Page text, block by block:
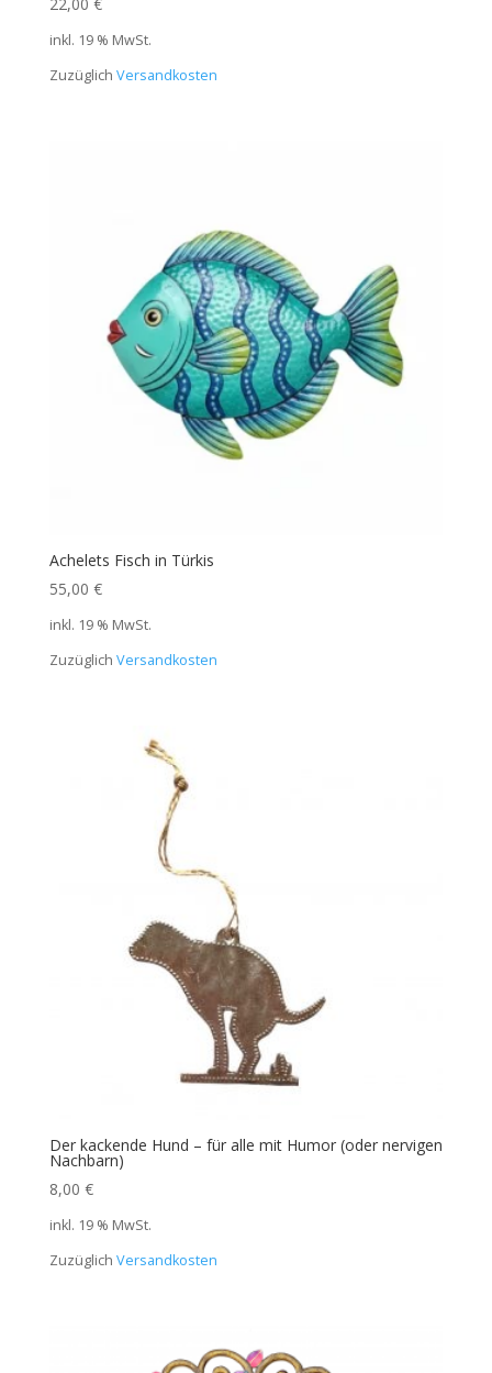
inkl. 19 % MwSt.
Zuzüglich Versandkosten
Achelets Fisch in Türkis
55,00 €
inkl. 19 % MwSt.
Zuzüglich Versandkosten
Der kackende Hund – für alle mit Humor (oder nervigen
Nachbarn)
8,00 €
inkl. 19 % MwSt.
Zuzüglich Versandkosten